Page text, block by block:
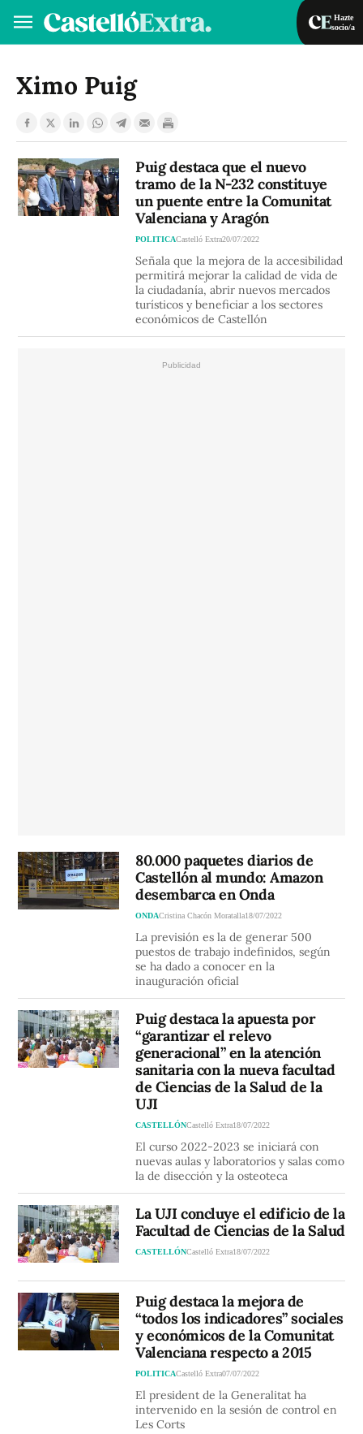
Hazte
socio/a
VA
Ximo Puig
Puig destaca que el nuevo
tramo de la N-232 constituye
un puente entre la Comunitat
Valenciana y Aragón
POLITICACastelló Extra20/07/2022
Señala que la mejora de la accesibilidad
permitirá mejorar la calidad de vida de
la ciudadanía, abrir nuevos mercados
turísticos y beneficiar a los sectores
económicos de Castellón
80.000 paquetes diarios de
Castellón al mundo: Amazon
desembarca en Onda
ONDACristina Chacón Moratalla18/07/2022
La previsión es la de generar 500
puestos de trabajo indefinidos, según
se ha dado a conocer en la
inauguración oficial
Puig destaca la apuesta por
“garantizar el relevo
generacional” en la atención
sanitaria con la nueva facultad
de Ciencias de la Salud de la
UJI
CASTELLÓNCastelló Extra18/07/2022
El curso 2022-2023 se iniciará con
nuevas aulas y laboratorios y salas como
la de disección y la osteoteca
La UJI concluye el edificio de la
Facultad de Ciencias de la Salud
CASTELLÓNCastelló Extra18/07/2022
Puig destaca la mejora de
“todos los indicadores” sociales
y económicos de la Comunitat
Valenciana respecto a 2015
POLITICACastelló Extra07/07/2022
El president de la Generalitat ha
intervenido en la sesión de control en
Les Corts